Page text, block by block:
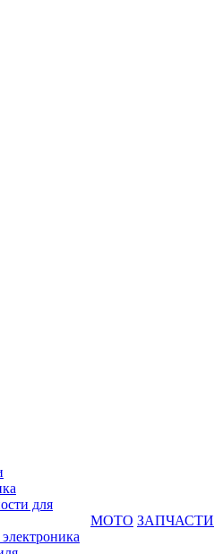
для
МОТО ЗАПЧАСТИ